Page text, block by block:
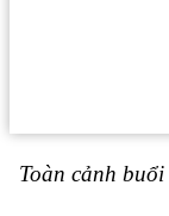
Toàn cảnh